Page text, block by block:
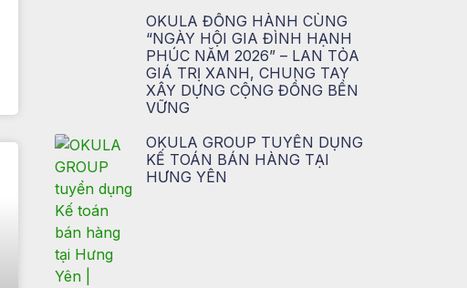
OKULA ĐỒNG HÀNH CÙNG
“NGÀY HỘI GIA ĐÌNH HẠNH
PHÚC NĂM 2026” – LAN TỎA
GIÁ TRỊ XANH, CHUNG TAY
XÂY DỰNG CỘNG ĐỒNG BỀN
VỮNG
OKULA GROUP TUYỂN DỤNG
KẾ TOÁN BÁN HÀNG TẠI
HƯNG YÊN